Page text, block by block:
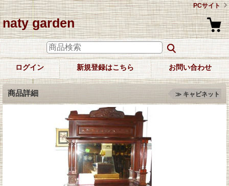
PCサイト
naty garden
ログイン 新規登録はこちら お問い合わせ
商品詳細 ≫ キャビネット